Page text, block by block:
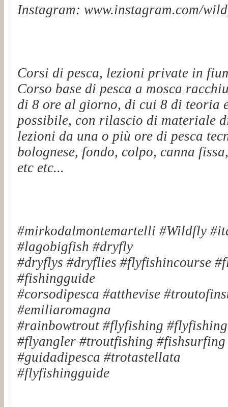
Instagram: www.instagram.com/
Corsi di pesca, lezioni private in
Corso base di pesca a mosca
di 8 ore al giorno, di cui 8 di teoria
possibile, con rilascio di materiale
lezioni da una o più ore di pesca
bolognese, fondo, colpo, canna
etc etc...
#mirkodalmontemartelli #Wildfly
#lagobigfish #dryfly
#dryflys #dryflies #flyfishincourse
#fishingguide
#corsodipesca #atthevise
#emiliaromagna
#rainbowtrout #flyfishing
#flyangler #troutfishing
#guidadipesca #trotastellata
#flyfishingguide